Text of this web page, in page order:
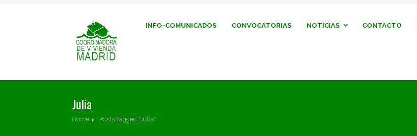
INFO-COMUNICADOS CONVOCATORIAS NOTICIAS CONTACTO
Julia
Home Posts Tagged "Julia"